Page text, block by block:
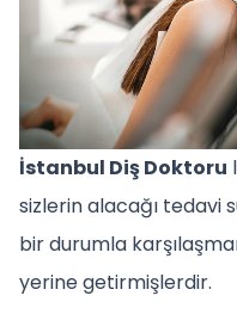
İstanbul Diş Doktoru
sizlerin alacağı tedavi
bir durumla
yerine getirmişlerdir.